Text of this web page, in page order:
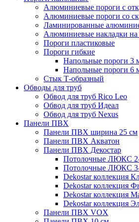
Алюминиевые пороги с
Алюминиевые пороги со
Ламинированные
Алюминиевые накладки на
Пороги пластиковые
Пороги гибкие
Напольные пороги 3
Напольные пороги 6
Стык Т-образный
Обводы для труб
Обвод для труб Rico Leo
Обвод для труб Идеал
Обвод для труб Nexus
Панели ПВХ
Панели ПВХ ширина 25 см
Панели ПВХ Акватон
Панели ПВХ Декостар
Потолочные ЛЮКС 2-
Потолочные ЛЮКС 3-
Dekostar коллекция
Dekostar коллекция
Dekostar коллекция
Dekostar коллекция
Панели ПВХ VOX